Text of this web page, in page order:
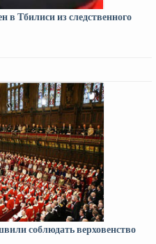
Тбилиси из следственного
соблюдать верховенство